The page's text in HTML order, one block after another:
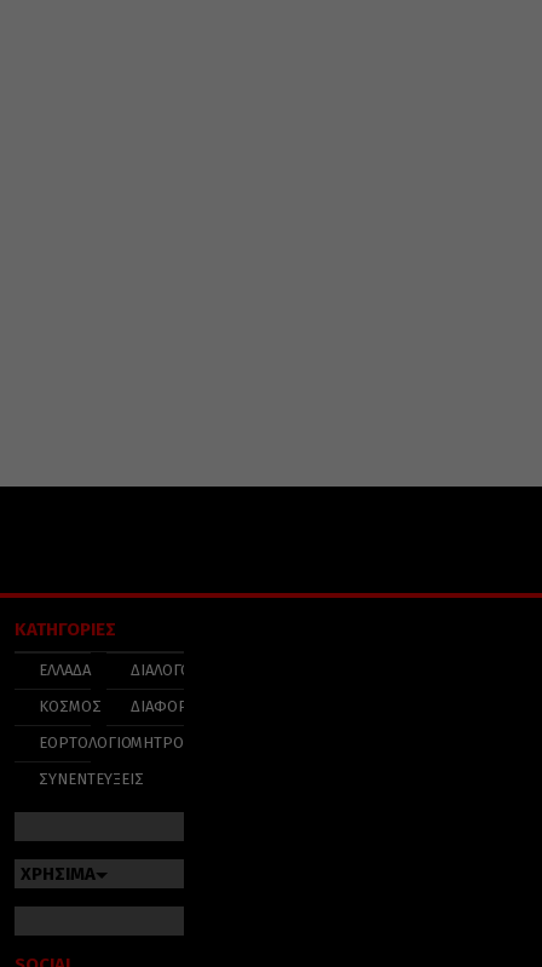
ΚΑΤΗΓΟΡΙΕΣ
ΕΛΛΑΔΑ
ΚΟΣΜΟΣ
ΕΟΡΤΟΛΟΓΙΟ
ΣΥΝΕΝΤΕΥΞΕΙΣ
ΔΙΑΛΟΓΟΣ
ΔΙΑΦΟΡΑ
ΜΗΤΡΟΠΟΛΕΙΣ
ΧΡΗΣΙΜΑ